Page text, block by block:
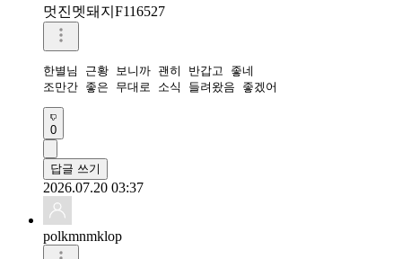
멋진멧돼지F116527
한별님 근황 보니까 괜히 반갑고 좋네
조만간 좋은 무대로 소식 들려왔음 좋겠어
0
답글 쓰기
2026.07.20 03:37
polkmnmklop